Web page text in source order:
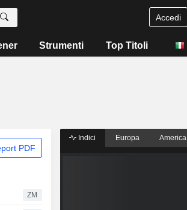
Accedi
Strumenti Top Titoli
PDF
ZM
Indici Europa America